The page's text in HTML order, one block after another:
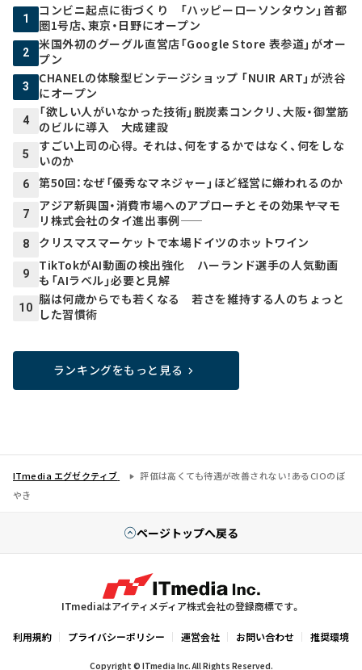
1
コンビニ起点に街づくり 「ハッピーローソンタウン」首都
圏1号店、東京・日野にオープン
2
米国外初のグーグル直営店「Google Store 表参道」がオー
プン
3
CHANELの体験型ビンテージショップ 「NUIR ART」が渋谷
にオープン
4
「欲しい人がいなかった技術」脱炭素コンクリ、大阪・御堂筋
のビルに導入 大成建設
5
すごい上司の心得。それは、何をするかではなく、何をしな
いのか
6 第50回：なぜ「優秀なマネジャー」ほど経営に嫌われるのか
7
アジア新興国・消費市場へのアプローチとその効果――ヤマモ
リ株式会社のタイ進出事例――
8 クリスマスマーケットで本場ドイツのホットワイン
9
TikTokがAI動画の検出強化 ハーランド選手の人気動画
も「AIラベル」必要と見解
10
脳は何歳からでも若くなる 若さを維持する人のちょっと
した習慣術
ランキングをもっと見る
ITmedia エグゼクティブ
評価は高くても待遇が改善されない！――あるCIOのぼ
やき
ページトップへ戻る
ITmediaはアイティメディア株式会社の登録商標です。
利用規約 プライバシーポリシー 運営会社 お問い合わせ 推奨環境
Copyright © ITmedia Inc. All Rights Reserved.